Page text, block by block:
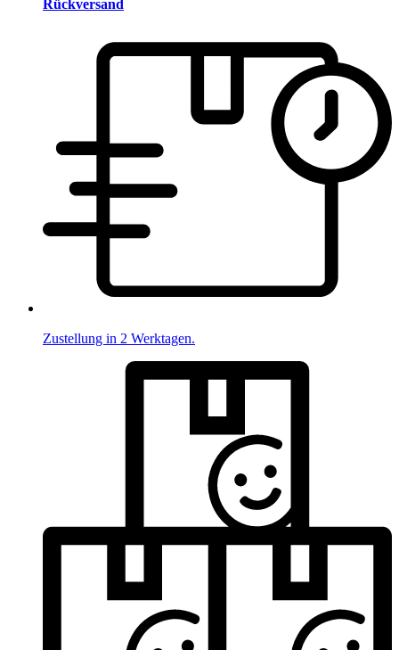
Rückversand
Zustellung in 2 Werktagen.